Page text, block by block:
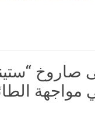
صاروخ
مواجهة